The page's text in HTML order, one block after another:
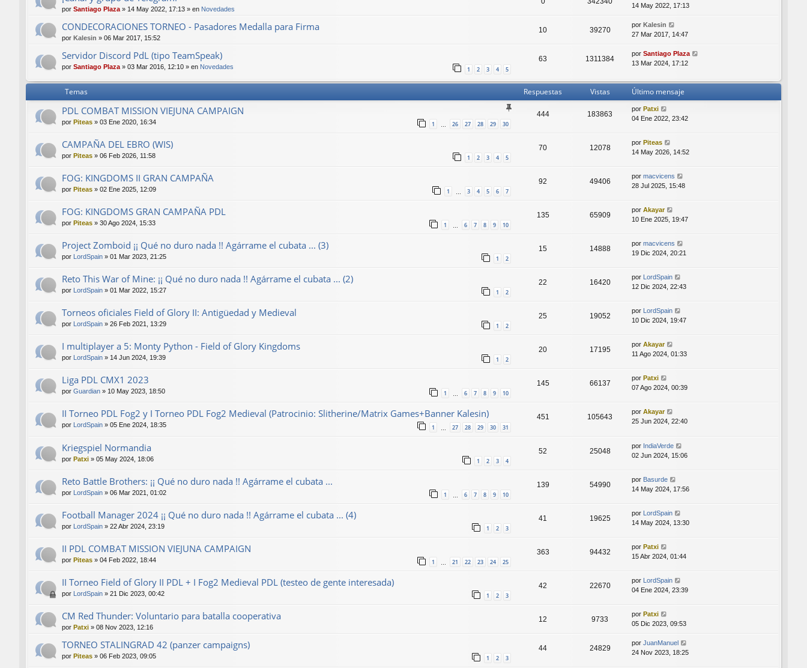
por Santiago Plaza» 14 May 2022, 17:13 » en Novedades
14 May 2022, 17:13
CONDECORACIONES TORNEO - Pasadores Medalla para Firma
por Kalesin » 06 Mar 2017, 15:52
10 39270
por Kalesin
27 Mar 2017, 14:47
Servidor Discord PdL (tipo TeamSpeak)
por Santiago Plaza» 03 Mar 2016, 12:10 » en Novedades 1 2 3 4 5
63 1311384
por Santiago Plaza
13 Mar 2024, 17:12
Temas Respuestas Vistas Último mensaje
PDL COMBAT MISSION VIEJUNA CAMPAIGN
por Piteas » 03 Ene 2020, 16:34 1 26 27 28 29 30
444 183863
por Patxi
04 Ene 2022, 23:42
CAMPAÑA DEL EBRO (WIS)
por Piteas » 06 Feb 2026, 11:58 1 2 3 4 5
70 12078
por Piteas
14 May 2026, 14:52
FOG: KINGDOMS II GRAN CAMPAÑA
por Piteas » 02 Ene 2025, 12:09 1 3 4 5 6 7
92 49406
por macvicens
28 Jul 2025, 15:48
FOG: KINGDOMS GRAN CAMPAÑA PDL
por Piteas » 30 Ago 2024, 15:33 1 6 7 8 9 10
135 65909
por Akayar
10 Ene 2025, 19:47
Project Zomboid ¡¡ Qué no duro nada !! Agárrame el cubata ... (3)
por LordSpain » 01 Mar 2023, 21:25 1 2
15 14888
por macvicens
19 Dic 2024, 20:21
Reto This War of Mine: ¡¡ Qué no duro nada !! Agárrame el cubata ... (2)
por LordSpain » 01 Mar 2022, 15:27 1 2
22 16420
por LordSpain
12 Dic 2024, 22:43
Torneos oficiales Field of Glory II: Antigüedad y Medieval
por LordSpain » 26 Feb 2021, 13:29 1 2
25 19052
por LordSpain
10 Dic 2024, 19:47
I multiplayer a 5: Monty Python - Field of Glory Kingdoms
por LordSpain » 14 Jun 2024, 19:39 1 2
20 17195
por Akayar
11 Ago 2024, 01:33
Liga PDL CMX1 2023
por Guardian » 10 May 2023, 18:50 1 … 6 7 8 9 10
145 66137
por Patxi
07 Ago 2024, 00:39
II Torneo PDL Fog2 y I Torneo PDL Fog2 Medieval (Patrocinio: Slitherine/Matrix Games+Banner Kalesin)
por LordSpain » 05 Ene 2024, 18:35 1 27 28 29 30 31
451 105643
por Akayar
25 Jun 2024, 22:40
Kriegspiel Normandia
por Patxi » 05 May 2024, 18:06 1 2 3 4
52 25048
por IndiaVerde
02 Jun 2024, 15:06
Reto Battle Brothers: ¡¡ Qué no duro nada !! Agárrame el cubata ...
por LordSpain » 06 Mar 2021, 01:02 1 6 7 8 9 10
139 54990
por Basurde
14 May 2024, 17:56
Football Manager 2024 ¡¡ Qué no duro nada !! Agárrame el cubata ... (4)
por LordSpain » 22 Abr 2024, 23:19 1 2 3
41 19625
por LordSpain
14 May 2024, 13:30
II PDL COMBAT MISSION VIEJUNA CAMPAIGN
por Piteas » 04 Feb 2022, 18:44 1 21 22 23 24 25
363 94432
por Patxi
15 Abr 2024, 01:44
II Torneo Field of Glory II PDL + I Fog2 Medieval PDL (testeo de gente interesada)
por LordSpain » 21 Dic 2023, 00:42 1 2 3
42 22670
por LordSpain
04 Ene 2024, 23:39
CM Red Thunder: Voluntario para batalla cooperativa
por Patxi » 08 Nov 2023, 12:16
12 9733
por Patxi
05 Dic 2023, 09:53
TORNEO STALINGRAD 42 (panzer campaigns)
por Piteas » 06 Feb 2023, 09:05 1 2 3
44 24829
por JuanManuel
24 Nov 2023, 18:25